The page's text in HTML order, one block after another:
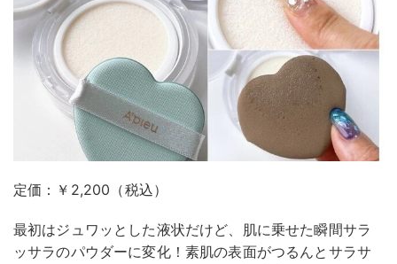
定価：￥2,200（税込）
最初はジュワッとした液状だけど、肌に乗せた瞬間サラ
ッサラのパウダーに変化！素肌の表面がつるんとサラサ